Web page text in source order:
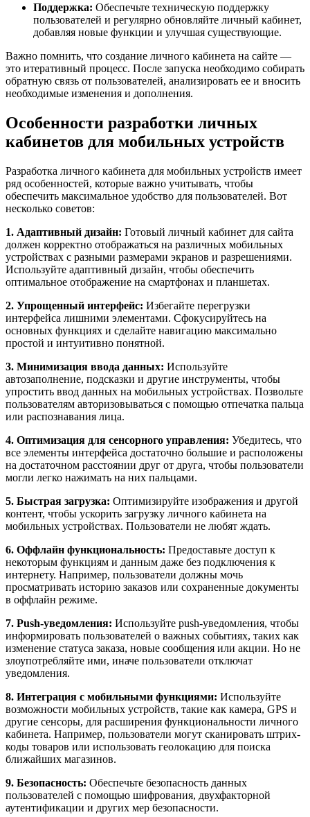
Поддержка: Обеспечьте техническую поддержку
пользователей и регулярно обновляйте личный кабинет,
добавляя новые функции и улучшая существующие.
Важно помнить, что создание личного кабинета на сайте —
это итеративный процесс. После запуска необходимо собирать
обратную связь от пользователей, анализировать ее и вносить
необходимые изменения и дополнения.
Особенности разработки личных
кабинетов для мобильных устройств
Разработка личного кабинета для мобильных устройств имеет
ряд особенностей, которые важно учитывать, чтобы
обеспечить максимальное удобство для пользователей. Вот
несколько советов:
1. Адаптивный дизайн: Готовый личный кабинет для сайта
должен корректно отображаться на различных мобильных
устройствах с разными размерами экранов и разрешениями.
Используйте адаптивный дизайн, чтобы обеспечить
оптимальное отображение на смартфонах и планшетах.
2. Упрощенный интерфейс: Избегайте перегрузки
интерфейса лишними элементами. Сфокусируйтесь на
основных функциях и сделайте навигацию максимально
простой и интуитивно понятной.
3. Минимизация ввода данных: Используйте
автозаполнение, подсказки и другие инструменты, чтобы
упростить ввод данных на мобильных устройствах. Позвольте
пользователям авторизовываться с помощью отпечатка пальца
или распознавания лица.
4. Оптимизация для сенсорного управления: Убедитесь, что
все элементы интерфейса достаточно большие и расположены
на достаточном расстоянии друг от друга, чтобы пользователи
могли легко нажимать на них пальцами.
5. Быстрая загрузка: Оптимизируйте изображения и другой
контент, чтобы ускорить загрузку личного кабинета на
мобильных устройствах. Пользователи не любят ждать.
6. Оффлайн функциональность: Предоставьте доступ к
некоторым функциям и данным даже без подключения к
интернету. Например, пользователи должны мочь
просматривать историю заказов или сохраненные документы
в оффлайн режиме.
7. Push-уведомления: Используйте push-уведомления, чтобы
информировать пользователей о важных событиях, таких как
изменение статуса заказа, новые сообщения или акции. Но не
злоупотребляйте ими, иначе пользователи отключат
уведомления.
8. Интеграция с мобильными функциями: Используйте
возможности мобильных устройств, такие как камера, GPS и
другие сенсоры, для расширения функциональности личного
кабинета. Например, пользователи могут сканировать штрих-
коды товаров или использовать геолокацию для поиска
ближайших магазинов.
9. Безопасность: Обеспечьте безопасность данных
пользователей с помощью шифрования, двухфакторной
аутентификации и других мер безопасности.